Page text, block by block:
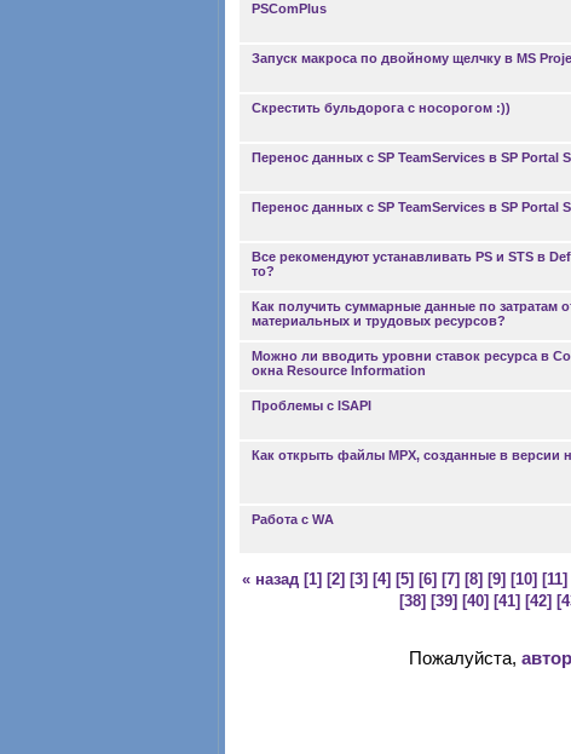
PSComPlus
Запуск макроса по двойному щелчку в MS
Скрестить бульдорога с носорогом :))
Перенос данных с SP TeamServices в SP Portal
Перенос данных с SP TeamServices в SP Portal
Все рекомендуют устанавливать PS и STS в
то?
Как получить суммарные данные по затратам
материальных и трудовых ресурсов?
Можно ли вводить уровни ставок ресурса в
окна Resource Information
Проблемы с ISAPI
Как открыть файлы MPX, созданные в версии
Работа с WА
« назад [1] [2] [3] [4] [5] [6] [7] [8] [9] [10] [11]
[38] [39] [40] [41] [42]
Пожалуйста,